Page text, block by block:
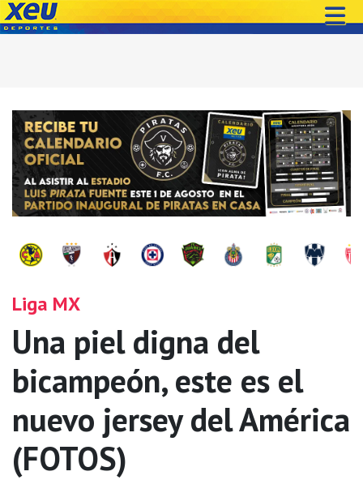
Liga MX
Una piel digna del
bicampeón, este es el
nuevo jersey del América
(FOTOS)